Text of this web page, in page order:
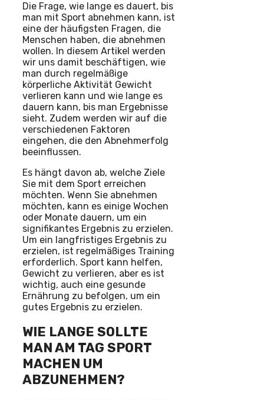
Die Frage, wie lange es dauert, bis
man mit Sport abnehmen kann, ist
eine der häufigsten Fragen, die
Menschen haben, die abnehmen
wollen. In diesem Artikel werden
wir uns damit beschäftigen, wie
man durch regelmäßige
körperliche Aktivität Gewicht
verlieren kann und wie lange es
dauern kann, bis man Ergebnisse
sieht. Zudem werden wir auf die
verschiedenen Faktoren
eingehen, die den Abnehmerfolg
beeinflussen.
Es hängt davon ab, welche Ziele
Sie mit dem Sport erreichen
möchten. Wenn Sie abnehmen
möchten, kann es einige Wochen
oder Monate dauern, um ein
signifikantes Ergebnis zu erzielen.
Um ein langfristiges Ergebnis zu
erzielen, ist regelmäßiges Training
erforderlich. Sport kann helfen,
Gewicht zu verlieren, aber es ist
wichtig, auch eine gesunde
Ernährung zu befolgen, um ein
gutes Ergebnis zu erzielen.
WIE LANGE SOLLTE
MAN AM TAG SPORT
MACHEN UM
ABZUNEHMEN?